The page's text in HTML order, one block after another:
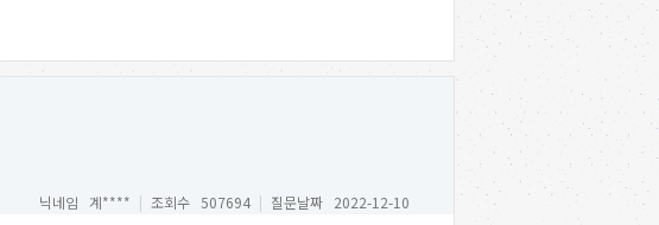
닉네임 계**** | 조회수 507694 | 질문날짜 2022-12-10